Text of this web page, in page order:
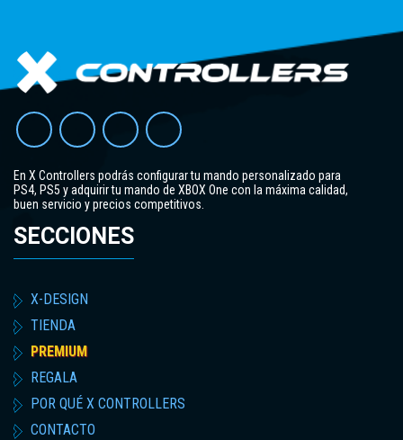
En X Controllers podrás configurar tu mando personalizado para
PS4, PS5 y adquirir tu mando de XBOX One con la máxima calidad,
buen servicio y precios competitivos.
SECCIONES
X-DESIGN
TIENDA
PREMIUM
REGALA
POR QUÉ X CONTROLLERS
CONTACTO